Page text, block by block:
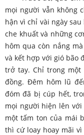
mọi người vẫn không
hận vì chỉ vài ngày
che khuất và những
hôm qua còn nắng
và kết hợp với gió bão
trở tay. Chỉ trong một
đồng. Đêm hôm lũ
đóm đã bị cúp hết,
mọi người hiện lên với
một tấm ton của mái
thì cứ loay hoay mãi